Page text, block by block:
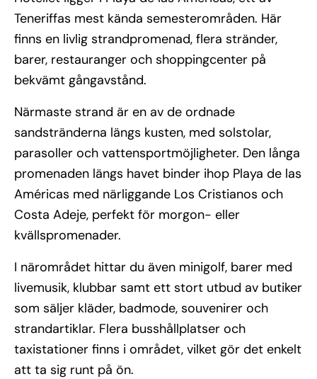
Teneriffas mest kända semesterområden. Här
finns en livlig strandpromenad, flera stränder,
barer, restauranger och shoppingcenter på
bekvämt gångavstånd.
Närmaste strand är en av de ordnade
sandstränderna längs kusten, med solstolar,
parasoller och vattensportmöjligheter. Den långa
promenaden längs havet binder ihop Playa de las
Américas med närliggande Los Cristianos och
Costa Adeje, perfekt för morgon- eller
kvällspromenader.
I närområdet hittar du även minigolf, barer med
livemusik, klubbar samt ett stort utbud av butiker
som säljer kläder, badmode, souvenirer och
strandartiklar. Flera busshållplatser och
taxistationer finns i området, vilket gör det enkelt
att ta sig runt på ön.